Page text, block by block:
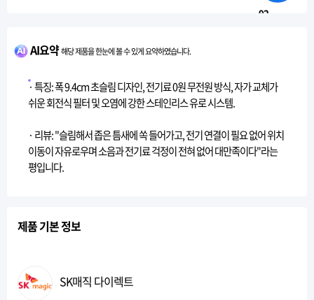
92
AI요약해당 제품을 한눈에 볼 수 있게 요약하였습니다.
· 특징: 폭 9.4cm 초슬림 디자인, 전기료 0원 무전원 방식, 자가 교체가
쉬운 회전식 필터 및 오염에 강한 스테인리스 유로 시스템.
· 리뷰: "슬림해서 좁은 틈새에 쏙 들어가고, 전기 연결이 필요 없어 위치
이동이 자유로우며 소음과 전기료 걱정이 전혀 없어 대만족이다"라는
평입니다.
제품 기본 정보
SK매직 다이렉트